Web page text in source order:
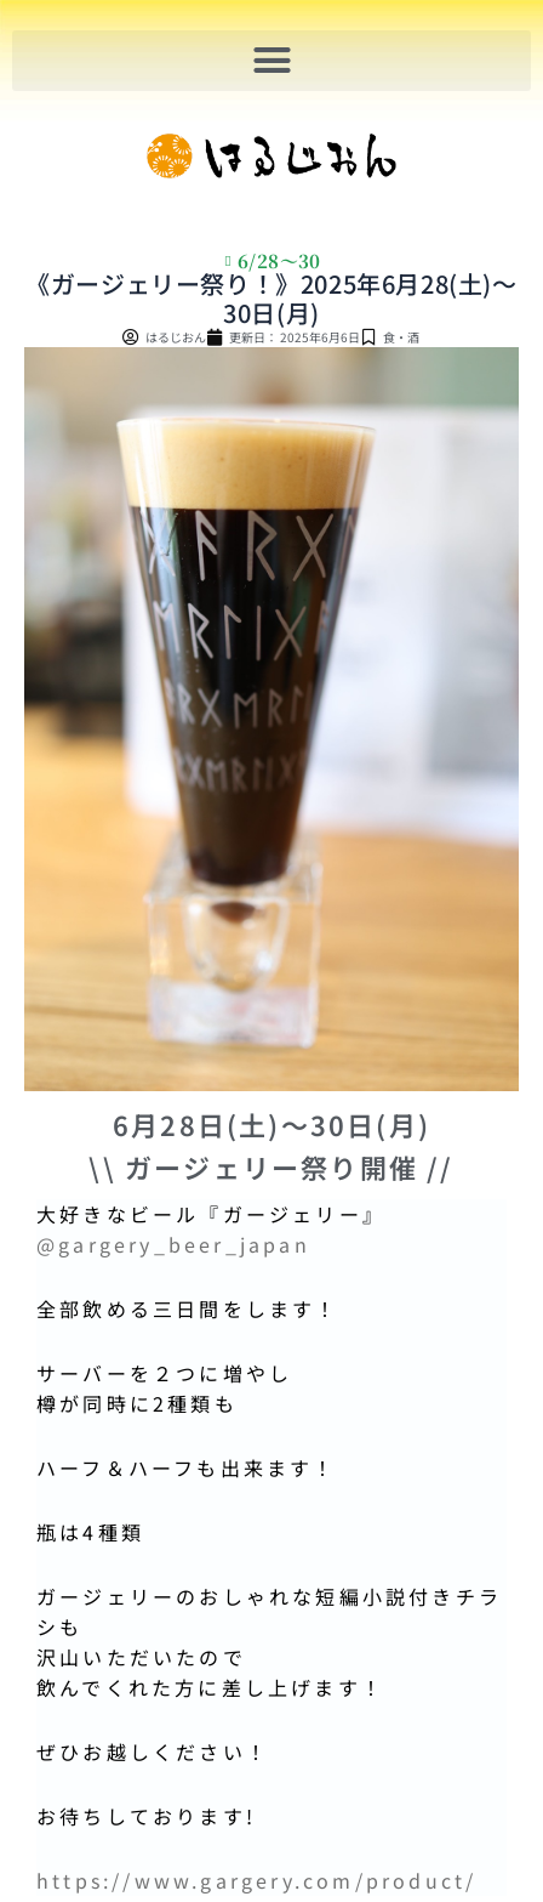
内
容
6/28〜30
《ガージェリー祭り！》2025年6月28(土)〜
30日(月)
はるじおん 更新日： 2025年6月6日 食・酒
6月28日(土)〜30日(月)
\\ ガージェリー祭り開催 //
大好きなビール『ガージェリー』
@gargery_beer_japan
全部飲める三日間をします！
サーバーを２つに増やし
樽が同時に2種類も
ハーフ＆ハーフも出来ます！
瓶は4種類
ガージェリーのおしゃれな短編小説付きチラ
シも
沢山いただいたので
飲んでくれた方に差し上げます！
ぜひお越しください！
お待ちしております!
https://www.gargery.com/product/